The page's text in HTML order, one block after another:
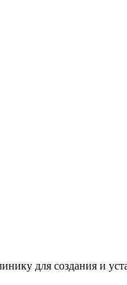
для создания и